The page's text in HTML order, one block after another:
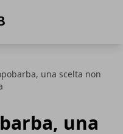
una scelta non
una